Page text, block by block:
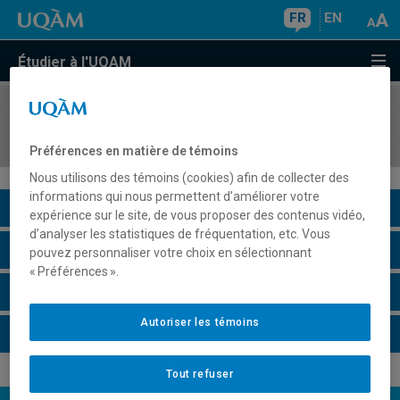
FR EN
Étudier à l'UQAM
COURS//
Description du cours
Horaire - Été 2026
Préférences en matière de témoins
Nous utilisons des témoins (cookies) afin de collecter des
informations qui nous permettent d’améliorer votre
expérience sur le site, de vous proposer des contenus vidéo,
d’analyser les statistiques de fréquentation, etc. Vous
pouvez personnaliser votre choix en sélectionnant
« Préférences ».
Tout refuser
Autoriser les témoins